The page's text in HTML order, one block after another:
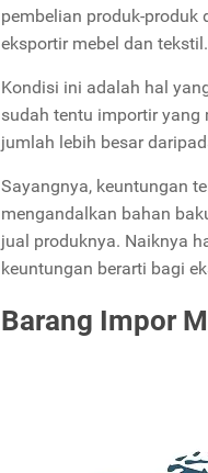
pembelian produk-produk
eksportir mebel dan tekstil.
Kondisi ini adalah hal
sudah tentu importir yang
jumlah lebih besar
Sayangnya, keuntungan
mengandalkan bahan
jual produknya. Naiknya
keuntungan berarti bagi
Barang Impor